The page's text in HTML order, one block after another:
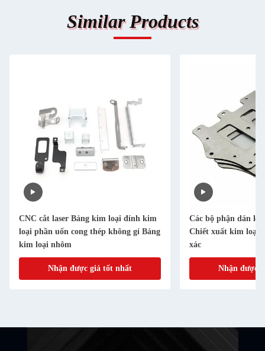
Similar Products
CNC cắt laser Bảng kim loại đính kim
loại phần uốn cong thép không gỉ Bảng
kim loại nhôm
Nhận được giá tốt nhất
Các bộ phận dán
Chiết xuất kim loại
xác
Nhận được